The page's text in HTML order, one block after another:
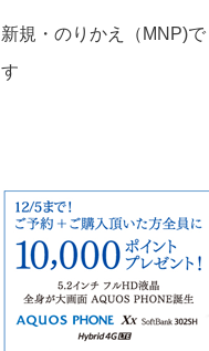
新規・のりかえ（MNP)
す